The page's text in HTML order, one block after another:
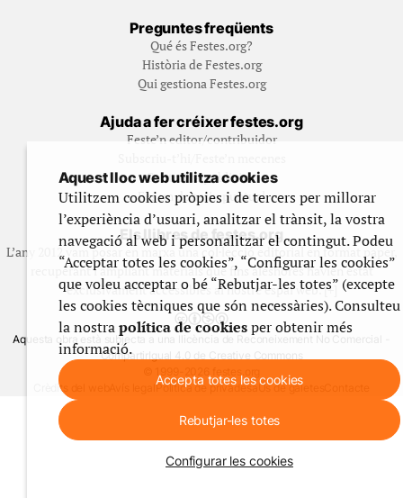
Preguntes freqüents
Qué és Festes.org?
Història de Festes.org
Qui gestiona Festes.org
Ajuda a fer créixer festes.org
Feste’n editor/contribuidor
Contracta publicitat
Fes un donatiu puntual
Els llibres de festes.org
L’any 2012 vam posar en marxa una col·lecció editorial en format paper,
recuperant i ampliant materials que fins aleshores havien estat
exclusivament accessibles al nostre espai web. [+]
Aquesta obra està subjecta a una llicència de Reconeixement No Comercial -
CompartirIgual 4.0 de Creative Commons
© 1999-2026 festes.org
Crèdits del web
Política de privadesa Ús de galetes
Aquest lloc web utilitza cookies
Utilitzem cookies pròpies i de tercers per millorar
l’experiència d’usuari, analitzar el trànsit, la vostra
navegació al web i personalitzar el contingut. Podeu
“Acceptar totes les cookies”, “Configurar les cookies”
que voleu acceptar o bé “Rebutjar-les totes” (excepte
les cookies tècniques que són necessàries). Consulteu
la nostrapolítica de cookiesper obtenir més
informació.
Accepta totes les cookies
Rebutjar-les totes
Configurar les cookies